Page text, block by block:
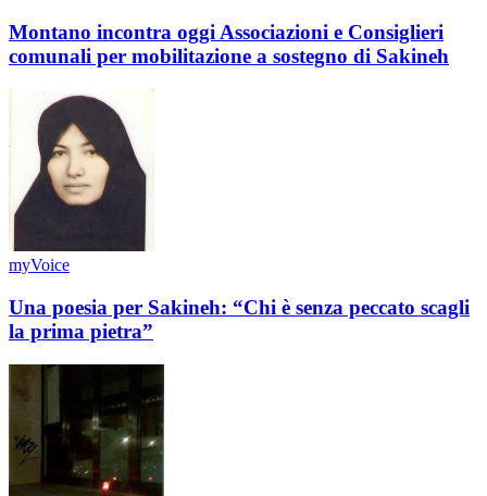
Montano incontra oggi Associazioni e Consiglieri
comunali per mobilitazione a sostegno di Sakineh
myVoice
Una poesia per Sakineh: “Chi è senza peccato scagli
la prima pietra”